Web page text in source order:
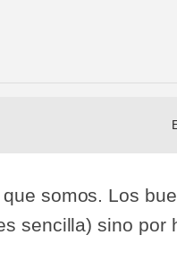
somos. Los
sencilla) sino por